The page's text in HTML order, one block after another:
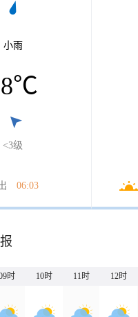
小雨
℃
<3级
06:03
时 10时 11时 12时